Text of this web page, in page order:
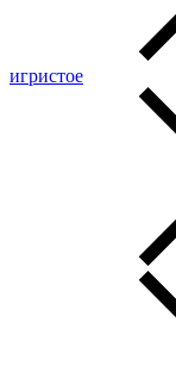
игристое